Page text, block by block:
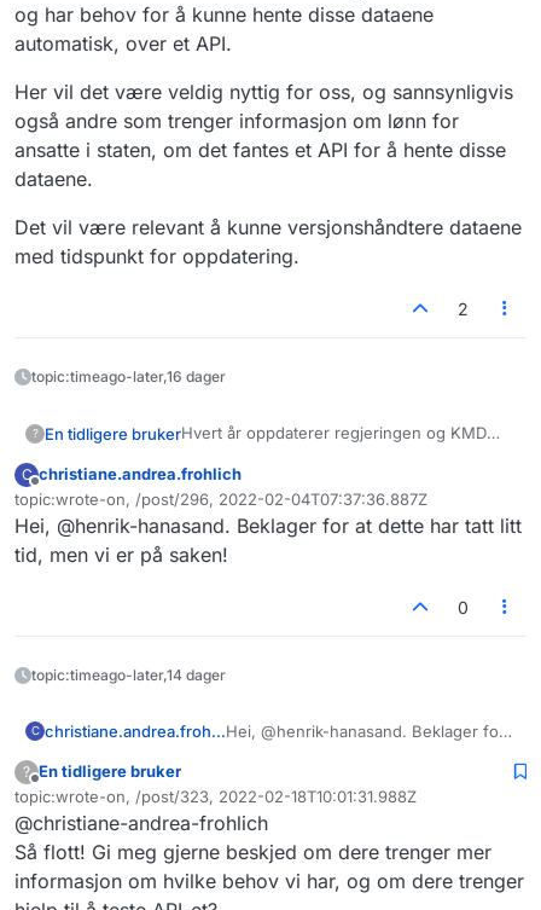
og har behov for å kunne hente disse dataene
automatisk, over et API.
Her vil det være veldig nyttig for oss, og sannsynligvis
også andre som trenger informasjon om lønn for
ansatte i staten, om det fantes et API for å hente disse
dataene.
Det vil være relevant å kunne versjonshåndtere dataene
med tidspunkt for oppdatering.
2
topic:timeago-later,16 dager
? En tidligere brukerHvert år oppdaterer regjeringen og KMD
https://www.regjeringen.no/no/tema/arbeid
sliv/Statlig-arbeidsgiverpolitikk/lonn-og-
tariff-i-staten/lonnstabellen/id438643/.
Direktoratet for forvaltning og
økonomistyring (DFØ) leverer lønn til over
90% av alle statlige virksomheter og har
behov for å kunne hente disse dataene
Her vil det være veldig nyttig for oss, og
sannsynligvis også andre som trenger
det fantes et API for å hente disse dataene.
versjonshåndtere dataene med tidspunkt for
C
Frakoblet
christiane.andrea.frohlich
topic:wrote-on, /post/296, 2022-02-04T07:37:36.887Z
Sist endret av
Hei, @henrik-hanasand. Beklager for at dette har tatt litt
tid, men vi er på saken!
0
topic:timeago-later,14 dager
C christiane.andrea.frohlichHei, @henrik-hanasand. Beklager for
?
Frakoblet
En tidligere bruker
topic:wrote-on, /post/323, 2022-02-18T10:01:31.988Z
Sist endret av
@christiane-andrea-frohlich
Så flott! Gi meg gjerne beskjed om dere trenger mer
informasjon om hvilke behov vi har, og om dere trenger